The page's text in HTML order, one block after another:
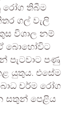
රෝග තිබීම
ගල් වැලි
විශාල නම්
ඒ බොහෝවිට
පැටවාට පණු
යුතුය. එසේම
චර්ම රෝග
සතුන් පෙළිය